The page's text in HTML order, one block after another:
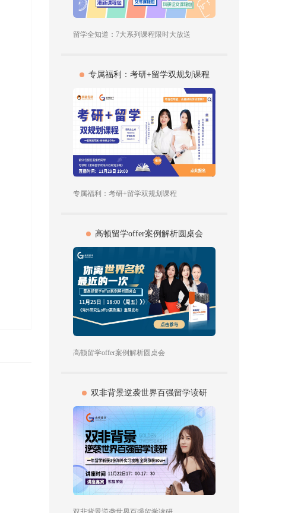
留学全知道：7大系列课程限时大放送
专属福利：考研+留学双规划课程
专属福利：考研+留学双规划课程
高顿留学offer案例解析圆桌会
高顿留学offer案例解析圆桌会
双非背景逆袭世界百强留学读研